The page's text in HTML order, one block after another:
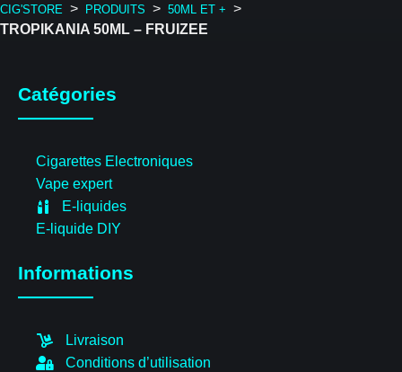
CIG'STORE > PRODUITS > 50ML ET + >
TROPIKANIA 50ML – FRUIZEE
Catégories
Cigarettes Electroniques
Vape expert
E-liquides
E-liquide DIY
Informations
Livraison
Conditions d’utilisation